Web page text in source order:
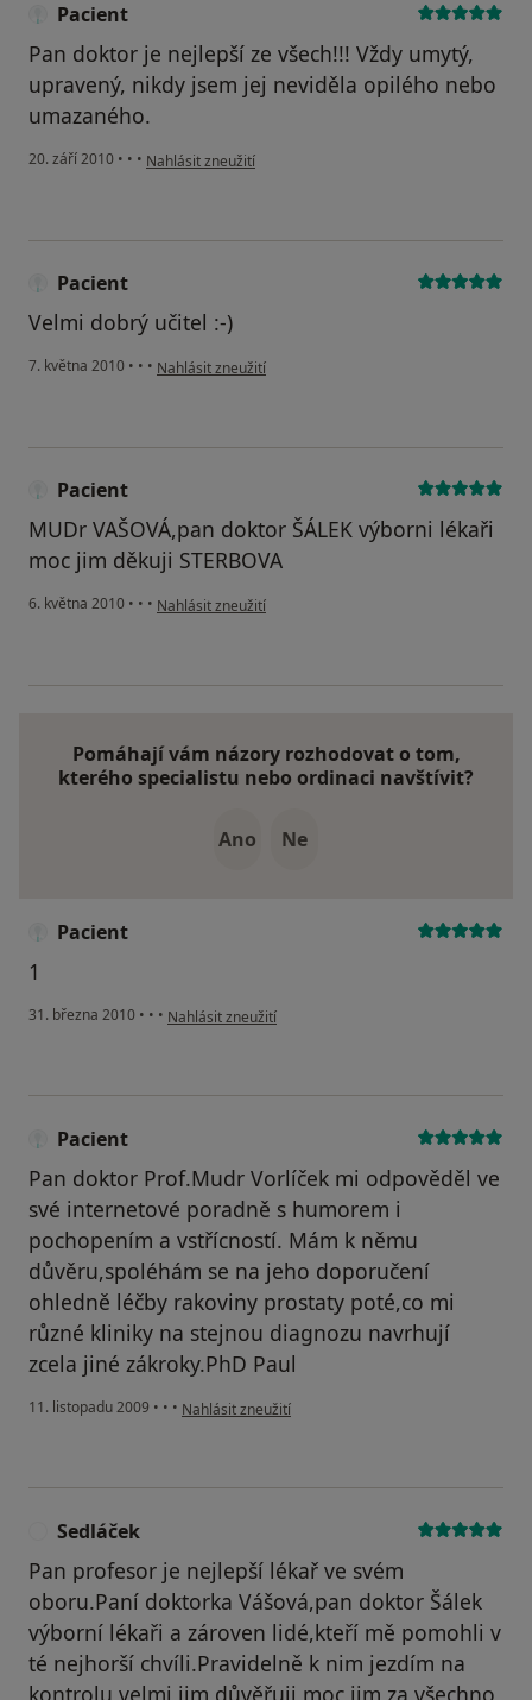
Pacient
Pan doktor je nejlepší ze všech!!! Vždy umytý,
upravený, nikdy jsem jej neviděla opilého nebo
umazaného.
20. září 2010 • • • podle názoru uživatele Pacient
Nahlásit zneužití
Pacient
Velmi dobrý učitel :-)
7. května 2010 • • • podle názoru uživatele Pacient
Nahlásit zneužití
Pacient
MUDr VAŠOVÁ,pan doktor ŠÁLEK výborni lékaři
moc jim děkuji STERBOVA
6. května 2010 • • • podle názoru uživatele Pacient
Nahlásit zneužití
Pomáhají vám názory rozhodovat o tom,
kterého specialistu nebo ordinaci navštívit?
Ano Ne
Pacient
1
31. března 2010 • • • podle názoru uživatele Pacient
Nahlásit zneužití
Pacient
Pan doktor Prof.Mudr Vorlíček mi odpověděl ve
své internetové poradně s humorem i
pochopením a vstřícností. Mám k němu
důvěru,spoléhám se na jeho doporučení
ohledně léčby rakoviny prostaty poté,co mi
různé kliniky na stejnou diagnozu navrhují
zcela jiné zákroky.PhD Paul
11. listopadu 2009 • • • podle názoru uživatele Pacient
Nahlásit zneužití
Sedláček
Pan profesor je nejlepší lékař ve svém
oboru.Paní doktorka Vášová,pan doktor Šálek
výborní lékaři a zároven lidé,kteří mě pomohli v
té nejhorší chvíli.Pravidelně k nim jezdím na
kontrolu,velmi jim důvěřuji moc jim za všechno